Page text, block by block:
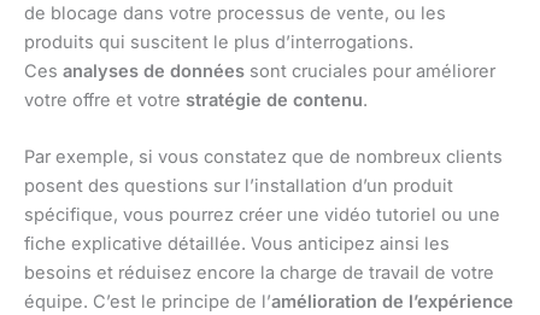
de blocage dans votre processus de vente, ou les
produits qui suscitent le plus d’interrogations.
Ces analyses de données sont cruciales pour améliorer
votre offre et votre stratégie de contenu.
Par exemple, si vous constatez que de nombreux clients
posent des questions sur l’installation d’un produit
spécifique, vous pourrez créer une vidéo tutoriel ou une
fiche explicative détaillée. Vous anticipez ainsi les
besoins et réduisez encore la charge de travail de votre
équipe. C’est le principe de l’amélioration de l’expérience